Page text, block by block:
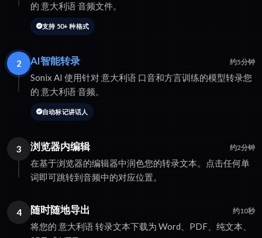
的 意大利语 音频文件。
支持 50+ 种格式
2 AI智能转录 约5分钟
Sonix AI 使用针对 意大利语 口音和方言训练的模型转录您
的 意大利语 音频。
自动标记讲话人
3 浏览器内编辑 约2分钟
在基于浏览器的编辑器中润色您的转录文本。点击任何单
词即可跳转到音频中的对应位置。
4 随时随地导出 约10秒
将您的 意大利语 转录文本下载为 Word、PDF、纯文本、